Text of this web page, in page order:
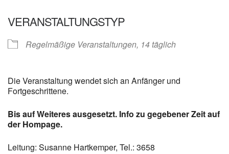
VERANSTALTUNGSTYP
Regelmäßige Veranstaltungen, 14 täglich
Die Veranstaltung wendet sich an Anfänger und
Fortgeschrittene.
Bis auf Weiteres ausgesetzt. Info zu gegebener Zeit auf
der Hompage.
Leitung: Susanne Hartkemper, Tel.: 3658